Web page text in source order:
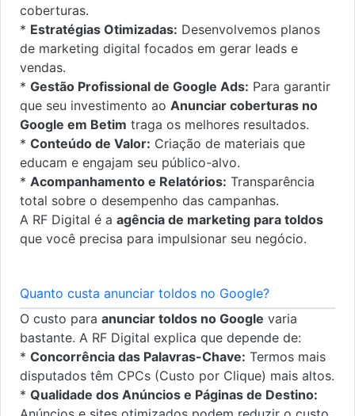
coberturas.
* Estratégias Otimizadas: Desenvolvemos planos
de marketing digital focados em gerar leads e
vendas.
* Gestão Profissional de Google Ads: Para garantir
que seu investimento ao Anunciar coberturas no
Google em Betim traga os melhores resultados.
* Conteúdo de Valor: Criação de materiais que
educam e engajam seu público-alvo.
* Acompanhamento e Relatórios: Transparência
total sobre o desempenho das campanhas.
A RF Digital é a agência de marketing para toldos
que você precisa para impulsionar seu negócio.
Quanto custa anunciar toldos no Google?
O custo para anunciar toldos no Google varia
bastante. A RF Digital explica que depende de:
* Concorrência das Palavras-Chave: Termos mais
disputados têm CPCs (Custo por Clique) mais altos.
* Qualidade dos Anúncios e Páginas de Destino: